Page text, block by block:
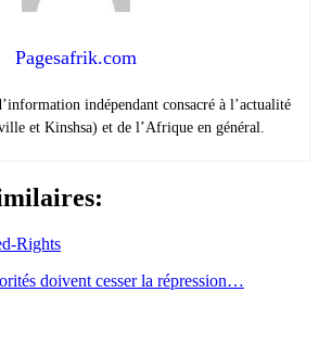
Pagesafrik.com
indépendant consacré à l’actualité
et Kinshsa) et de l’Afrique en général.
doivent cesser la répression…